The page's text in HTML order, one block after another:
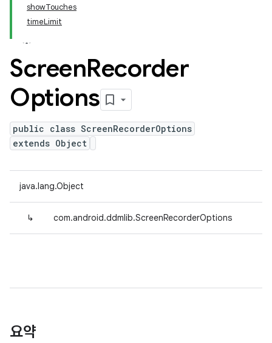
showTouches
timeLimit
ScreenRecorder
Options
public class ScreenRecorderOptions
extends Object
java.lang.Object
↳ com.android.ddmlib.ScreenRecorderOptions
요약